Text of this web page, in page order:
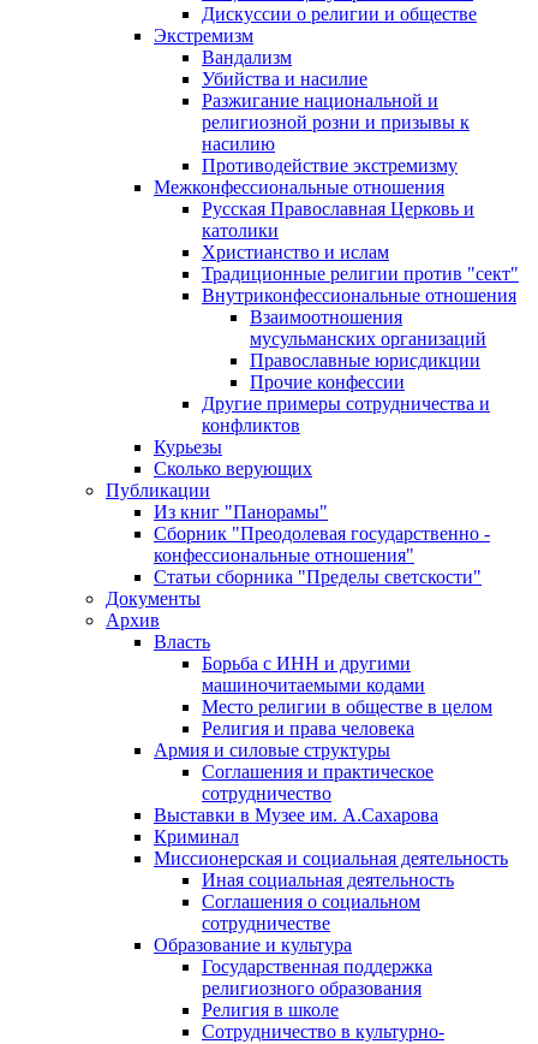
Дискуссии о религии и обществе
Экстремизм
Вандализм
Убийства и насилие
Разжигание национальной и
религиозной розни и призывы к
насилию
Противодействие экстремизму
Межконфессиональные отношения
Русская Православная Церковь и
католики
Христианство и ислам
Традиционные религии против "сект"
Внутриконфессиональные отношения
Взаимоотношения
мусульманских организаций
Православные юрисдикции
Прочие конфессии
Другие примеры сотрудничества и
конфликтов
Курьезы
Сколько верующих
Публикации
Из книг "Панорамы"
Сборник "Преодолевая государственно -
конфессиональные отношения"
Статьи сборника "Пределы светскости"
Документы
Архив
Власть
Борьба с ИНН и другими
машиночитаемыми кодами
Место религии в обществе в целом
Религия и права человека
Армия и силовые структуры
Соглашения и практическое
сотрудничество
Выставки в Музее им. А.Сахарова
Криминал
Миссионерская и социальная деятельность
Иная социальная деятельность
Соглашения о социальном
сотрудничестве
Образование и культура
Государственная поддержка
религиозного образования
Религия в школе
Сотрудничество в культурно-